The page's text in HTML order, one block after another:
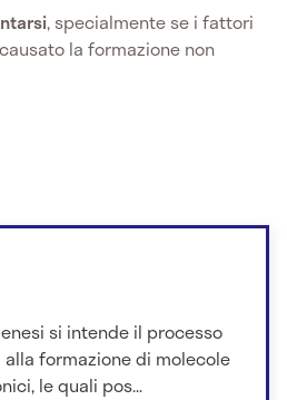
, specialmente se i fattori
la formazione non
si intende il processo
formazione di molecole
le quali pos...